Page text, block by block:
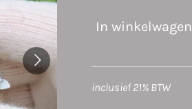
In winkelwagen
inclusief 21% BTW